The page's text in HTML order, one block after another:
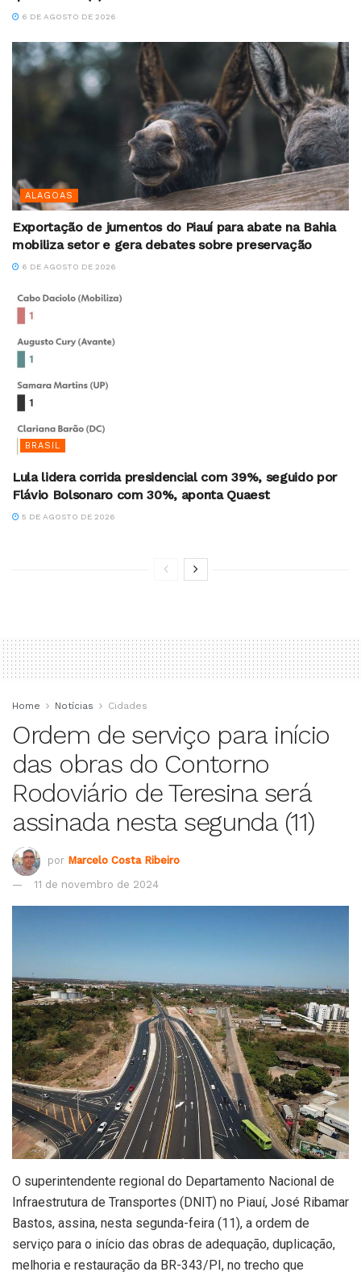
6 DE AGOSTO DE 2026
ALAGOAS
Exportação de jumentos do Piauí para abate na Bahia
mobiliza setor e gera debates sobre preservação
6 DE AGOSTO DE 2026
BRASIL
Lula lidera corrida presidencial com 39%, seguido por
Flávio Bolsonaro com 30%, aponta Quaest
5 DE AGOSTO DE 2026
Home Notícias Cidades
Ordem de serviço para início
das obras do Contorno
Rodoviário de Teresina será
assinada nesta segunda (11)
por Marcelo Costa Ribeiro
11 de novembro de 2024
O superintendente regional do Departamento Nacional de
Infraestrutura de Transportes (DNIT) no Piauí, José Ribamar
Bastos, assina, nesta segunda-feira (11), a ordem de
serviço para o início das obras de adequação, duplicação,
melhoria e restauração da BR-343/PI, no trecho que